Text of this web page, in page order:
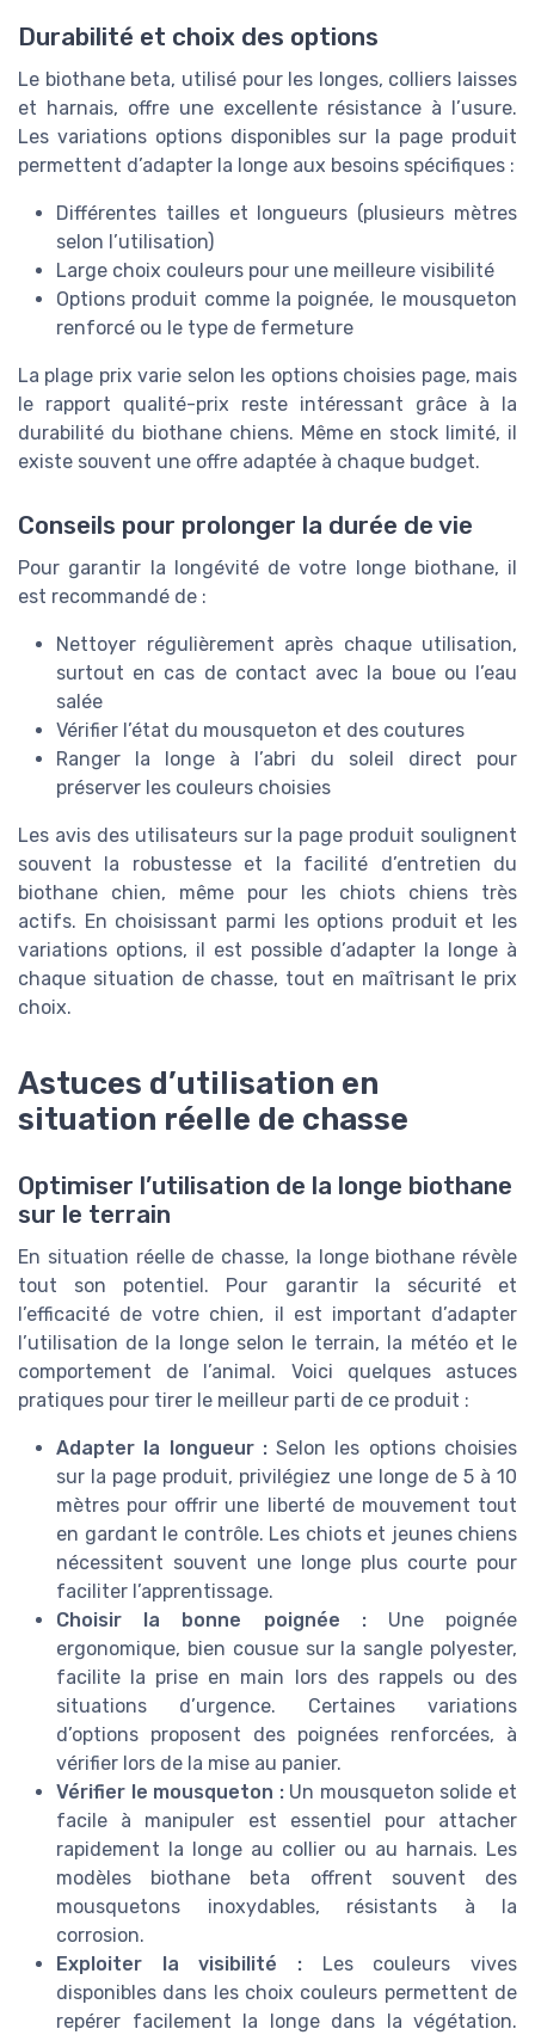
Durabilité et choix des options
Le biothane beta, utilisé pour les longes, colliers laisses
et harnais, offre une excellente résistance à l’usure.
Les variations options disponibles sur la page produit
permettent d’adapter la longe aux besoins spécifiques :
Différentes tailles et longueurs (plusieurs mètres
selon l’utilisation)
Large choix couleurs pour une meilleure visibilité
Options produit comme la poignée, le mousqueton
renforcé ou le type de fermeture
La plage prix varie selon les options choisies page, mais
le rapport qualité-prix reste intéressant grâce à la
durabilité du biothane chiens. Même en stock limité, il
existe souvent une offre adaptée à chaque budget.
Conseils pour prolonger la durée de vie
Pour garantir la longévité de votre longe biothane, il
est recommandé de :
Nettoyer régulièrement après chaque utilisation,
surtout en cas de contact avec la boue ou l’eau
salée
Vérifier l’état du mousqueton et des coutures
Ranger la longe à l’abri du soleil direct pour
préserver les couleurs choisies
Les avis des utilisateurs sur la page produit soulignent
souvent la robustesse et la facilité d’entretien du
biothane chien, même pour les chiots chiens très
actifs. En choisissant parmi les options produit et les
variations options, il est possible d’adapter la longe à
chaque situation de chasse, tout en maîtrisant le prix
choix.
Astuces d’utilisation en
situation réelle de chasse
Optimiser l’utilisation de la longe biothane
sur le terrain
En situation réelle de chasse, la longe biothane révèle
tout son potentiel. Pour garantir la sécurité et
l’efficacité de votre chien, il est important d’adapter
l’utilisation de la longe selon le terrain, la météo et le
comportement de l’animal. Voici quelques astuces
pratiques pour tirer le meilleur parti de ce produit :
Adapter la longueur :Selon les options choisies
sur la page produit, privilégiez une longe de 5 à 10
mètres pour offrir une liberté de mouvement tout
en gardant le contrôle. Les chiots et jeunes chiens
nécessitent souvent une longe plus courte pour
faciliter l’apprentissage.
Choisir la bonne poignée :Une poignée
ergonomique, bien cousue sur la sangle polyester,
facilite la prise en main lors des rappels ou des
situations d’urgence. Certaines variations
d’options proposent des poignées renforcées, à
vérifier lors de la mise au panier.
Vérifier le mousqueton :Un mousqueton solide et
facile à manipuler est essentiel pour attacher
rapidement la longe au collier ou au harnais. Les
modèles biothane beta offrent souvent des
mousquetons inoxydables, résistants à la
corrosion.
Exploiter la visibilité : Les couleurs vives
disponibles dans les choix couleurs permettent de
repérer facilement la longe dans la végétation.